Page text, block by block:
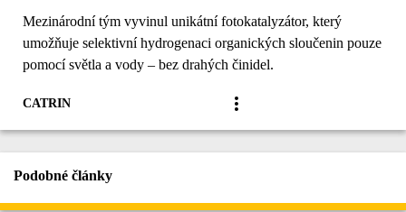
Mezinárodní tým vyvinul unikátní fotokatalyzátor, který
umožňuje selektivní hydrogenaci organických sloučenin pouze
pomocí světla a vody – bez drahých činidel.
CATRIN
Podobné články